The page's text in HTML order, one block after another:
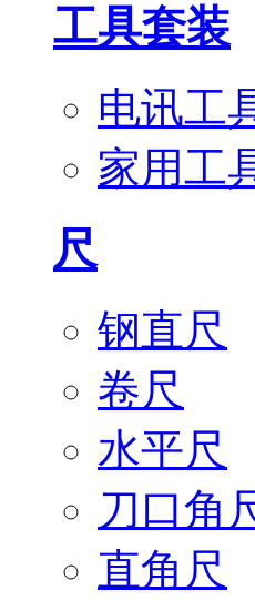
工具套装
电讯工
家用工
尺
钢直尺
卷尺
水平尺
刀口角
直角尺